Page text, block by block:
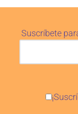
Suscríbete